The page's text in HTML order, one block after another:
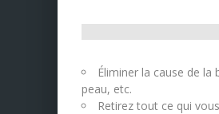
Éliminer la cause de
peau, etc.
Retirez tout ce qui